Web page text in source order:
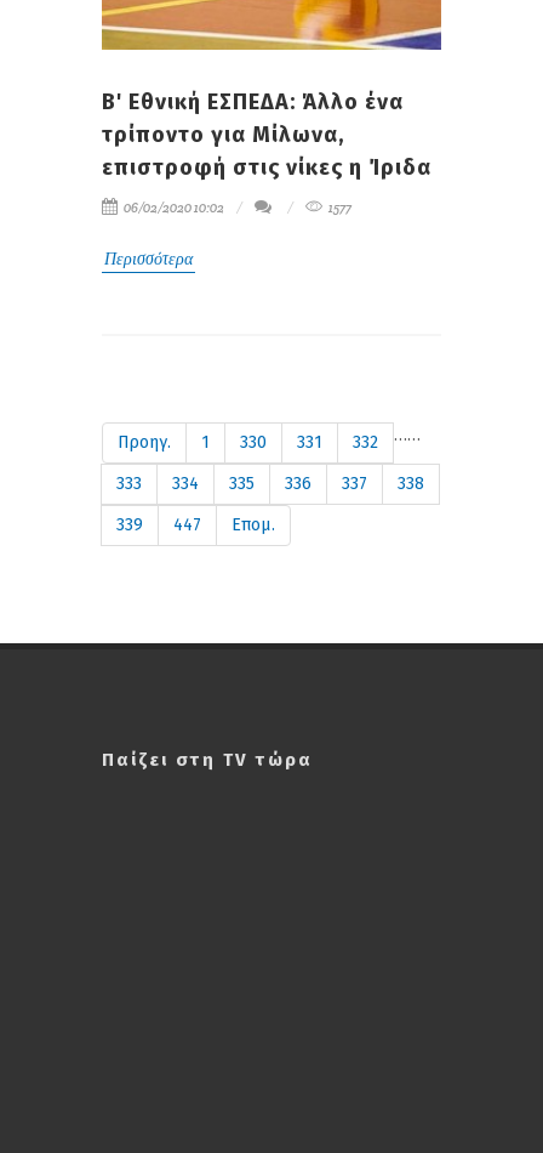
Β' Εθνική ΕΣΠΕΔΑ: Άλλο ένα
τρίποντο για Μίλωνα,
επιστροφή στις νίκες η Ίριδα
06/02/2020 10:02 1577
Περισσότερα
Προηγ. 1 …
330 331
332
333
334 335 336 337
338
339
…
447 Επομ.
Παίζει στη TV τώρα